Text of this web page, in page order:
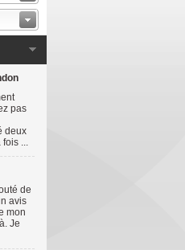
pas
deux
fois ...
de
avis
mon
Je